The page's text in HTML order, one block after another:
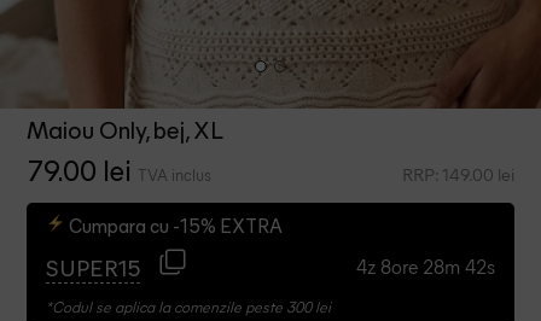
Maiou Only, bej, XL
79.00 lei TVA inclus RRP: 149.00 lei
Cumpara cu -15% EXTRA
SUPER15 4z 8ore 28m 42s
*Codul se aplica la comenzile peste 300 lei